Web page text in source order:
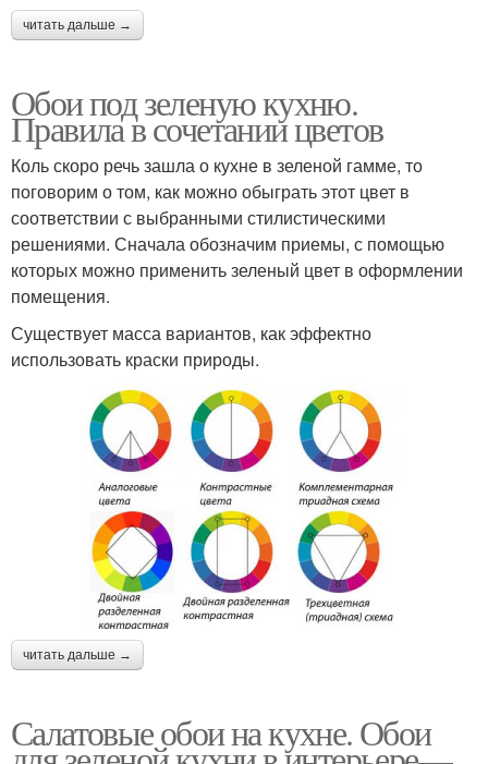
читать дальше →
Обои под зеленую кухню.
Правила в сочетании цветов
Коль скоро речь зашла о кухне в зеленой гамме, то
поговорим о том, как можно обыграть этот цвет в
соответствии с выбранными стилистическими
решениями. Сначала обозначим приемы, с помощью
которых можно применить зеленый цвет в оформлении
помещения.
Существует масса вариантов, как эффектно
использовать краски природы.
читать дальше →
Салатовые обои на кухне. Обои